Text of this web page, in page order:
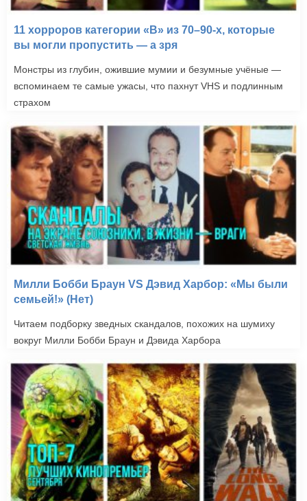
11 хорроров категории «B» из 70–90-х, которые
вы могли пропустить — а зря
Монстры из глубин, ожившие мумии и безумные учёные —
вспоминаем те самые ужасы, что пахнут VHS и подлинным
страхом
Милли Бобби Браун VS Дэвид Харбор: «Мы были
семьей!» (Нет)
Читаем подборку зведных скандалов, похожих на шумиху
вокруг Милли Бобби Браун и Дэвида Харбора